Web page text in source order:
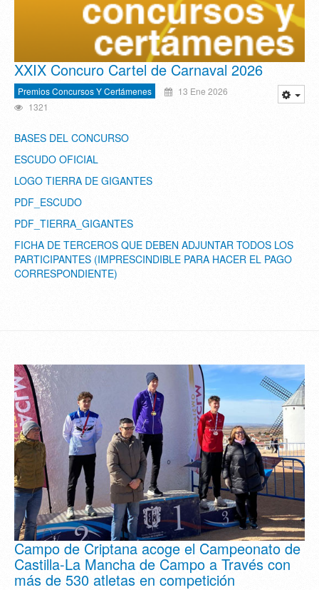
XXIX Concuro Cartel de Carnaval 2026
Premios Concursos Y Certámenes
13 Ene 2026
1321
BASES DEL CONCURSO
ESCUDO OFICIAL
LOGO TIERRA DE GIGANTES
PDF_ESCUDO
PDF_TIERRA_GIGANTES
FICHA DE TERCEROS QUE DEBEN ADJUNTAR TODOS LOS
PARTICIPANTES (IMPRESCINDIBLE PARA HACER EL PAGO
CORRESPONDIENTE)
Campo de Criptana acoge el Campeonato de
Castilla-La Mancha de Campo a Través con
más de 530 atletas en competición